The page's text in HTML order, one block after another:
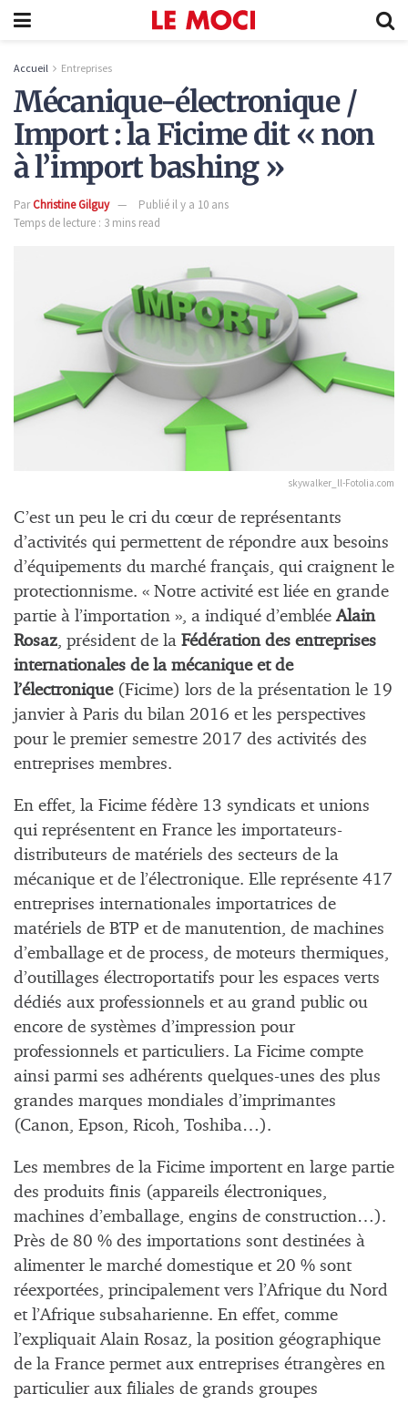
Accueil Entreprises
Mécanique-électronique /
Import : la Ficime dit « non
à l’import bashing »
ParChristine Gilguy
Publié il y a 10 ans
Temps de lecture : 3 mins read
skywalker_ll-Fotolia.com
C’est un peu le cri du cœurde représentants
d’activités qui permettent de répondre aux besoins
d’équipements du marché français, qui craignent le
protectionnisme. « Notre activité est liée en grande
partie à l’importation », a indiqué d’emblée Alain
Rosaz , président de la Fédération des entreprises
internationales de la mécanique et de
l’électronique(Ficime) lors de la présentation le 19
janvier à Paris du bilan 2016 et les perspectives
pour le premier semestre 2017 des activités des
entreprises membres.
En effet, la Ficime fédère 13 syndicats et unions
qui représentent en France les importateurs-
distributeurs de matériels des secteurs de la
mécanique et de l’électronique. Elle représente 417
entreprises internationales importatrices de
matériels de BTP et de manutention, de machines
d’emballage et de process, de moteurs thermiques,
d’outillages électroportatifs pour les espaces verts
dédiés aux professionnels et au grand public ou
encore de systèmes d’impression pour
professionnels et particuliers. La Ficime compte
ainsi parmi ses adhérents quelques-unes des plus
grandes marques mondiales d’imprimantes
(Canon, Epson, Ricoh, Toshiba…).
Les membres de la Ficime importent en large partie
des produits finis (appareils électroniques,
machines d’emballage, engins de construction…).
Près de 80 % des importations sont destinées à
alimenter le marché domestique et 20 % sont
réexportées, principalement vers l’Afrique du Nord
et l’Afrique subsaharienne. En effet, comme
l’expliquait Alain Rosaz, la position géographique
de la France permet aux entreprises étrangères en
particulier aux filiales de grands groupes